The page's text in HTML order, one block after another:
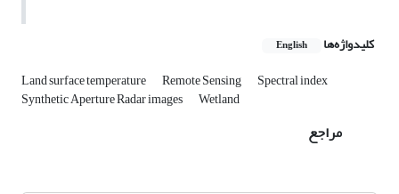
کلیدواژه‌ها English
Land surface temperature Remote Sensing Spectral index
Synthetic Aperture Radar images Wetland
مراجع